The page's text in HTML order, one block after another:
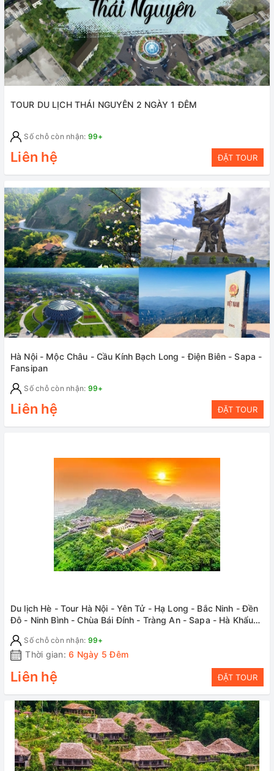
TOUR DU LỊCH THÁI NGUYÊN 2 NGÀY 1 ĐÊM
Số chỗ còn nhận: 99+
Liên hệ ĐẶT TOUR
Hà Nội - Mộc Châu - Cầu Kính Bạch Long - Điện Biên - Sapa -
Fansipan
Số chỗ còn nhận: 99+
Liên hệ ĐẶT TOUR
Du lịch Hè - Tour Hà Nội - Yên Tử - Hạ Long - Bắc Ninh - Đền
Đô - Ninh Bình - Chùa Bái Đính - Tràng An - Sapa - Hà Khẩu
Số chỗ còn nhận: 99+
Thời gian: 6 Ngày 5 Đêm
Liên hệ ĐẶT TOUR